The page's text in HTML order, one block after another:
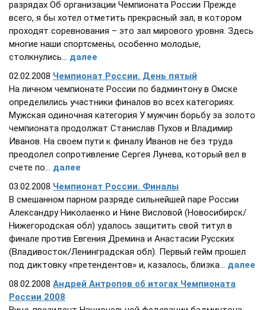
разрядах Об организации Чемпионата России Прежде
всего, я бы хотел отметить прекрасный зал, в котором
проходят соревнования – это зал мирового уровня. Здесь
многие наши спортсмены, особенно молодые,
столкнулись... далее
02.02.2008 Чемпионат России. День пятый
На личном чемпионате России по бадминтону в Омске
определились участники финалов во всех категориях.
Мужская одиночная категория У мужчин борьбу за золото
чемпионата продолжат Станислав Пухов и Владимир
Иванов. На своем пути к финалу Иванов не без труда
преодолел сопротивление Сергея Лунева, который вел в
счете по... далее
03.02.2008 Чемпионат России. Финалы
В смешанном парном разряде сильнейшей паре России
Александру Николаенко и Нине Висловой (Новосибирск/
Нижегородская обл) удалось защитить свой титул в
финале против Евгения Дремина и Анастасии Русских
(Владивосток/Ленинградская обл). Первый гейм прошел
под диктовку «претендентов» и, казалось, близка... далее
08.02.2008 Андрей Антропов об итогах Чемпионата
России 2008